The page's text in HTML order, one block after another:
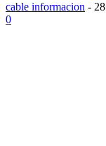
cable informacion -
0